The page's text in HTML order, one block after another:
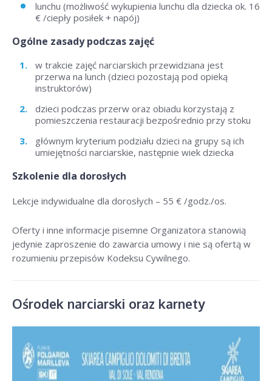
lunchu (możliwość wykupienia lunchu dla dziecka ok. 16
€ /ciepły posiłek + napój)
Ogólne zasady podczas zajęć
w trakcie zajęć narciarskich przewidziana jest
przerwa na lunch (dzieci pozostają pod opieką
instruktorów)
dzieci podczas przerw oraz obiadu korzystają z
pomieszczenia restauracji bezpośrednio przy stoku
głównym kryterium podziału dzieci na grupy są ich
umiejętności narciarskie, następnie wiek dziecka
Szkolenie dla dorosłych
Lekcje indywidualne dla dorosłych – 55 € /godz./os.
Oferty i inne informacje pisemne Organizatora stanowią
jedynie zaproszenie do zawarcia umowy i nie są ofertą w
rozumieniu przepisów Kodeksu Cywilnego.
Ośrodek narciarski oraz karnety